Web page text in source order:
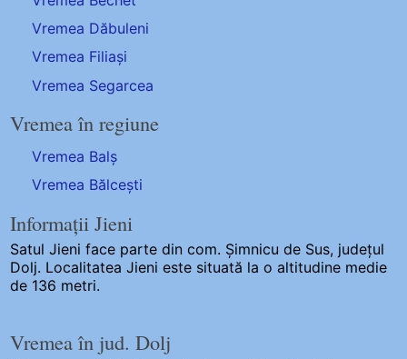
Vremea Dăbuleni
Vremea Filiași
Vremea Segarcea
Vremea în regiune
Vremea Balș
Vremea Bălcești
Informații Jieni
Satul Jieni face parte din com. Șimnicu de Sus, județul
Dolj. Localitatea Jieni este situată la o altitudine medie
de 136 metri.
Vremea în jud. Dolj